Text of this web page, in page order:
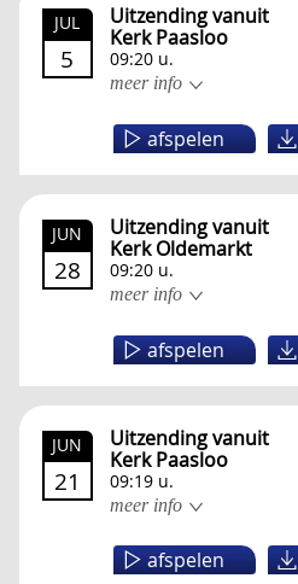
JUL
5
Uitzending vanuit
Kerk Paasloo
09:20 u.
meer info
afspelen
JUN
28
Uitzending vanuit
Kerk Oldemarkt
09:20 u.
meer info
afspelen
JUN
21
Uitzending vanuit
Kerk Paasloo
09:19 u.
meer info
afspelen